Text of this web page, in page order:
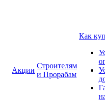
Акции
Строителям
и Прорабам
Как